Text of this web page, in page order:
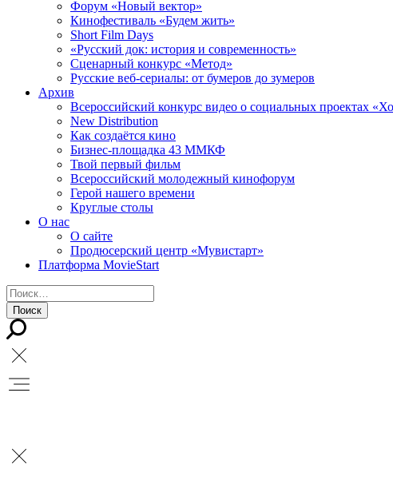
Форум «Новый вектор»
Кинофестиваль «Будем жить»
Short Film Days
«Русский док: история и современность»
Сценарный конкурс «Метод»
Русские веб-сериалы: от бумеров до зумеров
Архив
Всероссийский конкурс видео о социальных проектах
New Distribution
Как создаётся кино
Бизнес-площадка 43 ММКФ
Твой первый фильм
Всероссийский молодежный кинофорум
Герой нашего времени
Круглые столы
О нас
О сайте
Продюсерский центр «Мувистарт»
Платформа MovieStart